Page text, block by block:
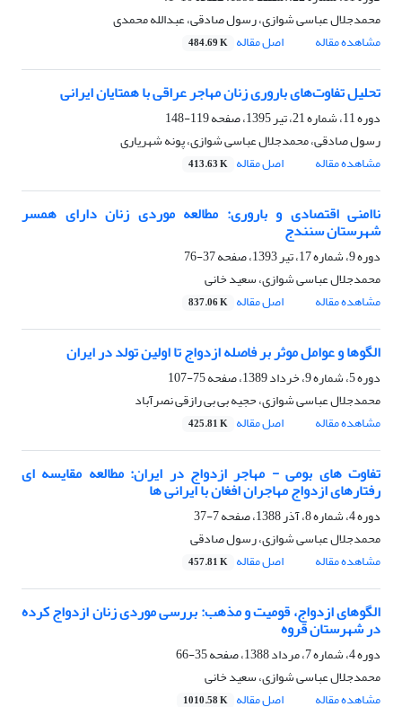
محمدجلال عباسی شوازی، رسول صادقی، عبدالله محمدی
مشاهده مقاله
اصل مقاله 484.69 K
تحلیل تفاوت‌های باروری زنان مهاجر عراقی با همتایان ایرانی
دوره 11، شماره 21، تیر 1395، صفحه
119-148
رسول صادقی، محمدجلال عباسی شوازی، پونه شهریاری
مشاهده مقاله
اصل مقاله 413.63 K
ناامنی اقتصادی و باروری: مطالعه موردی زنان دارای همسر
شهرستان سنندج
دوره 9، شماره 17، تیر 1393، صفحه
37-76
محمدجلال عباسی شوازی، سعید خانی
مشاهده مقاله
اصل مقاله 837.06 K
الگوها و عوامل موثر بر فاصله ازدواج تا اولین تولد در ایران
دوره 5، شماره 9، خرداد 1389، صفحه
75-107
محمدجلال عباسی شوازی، حجیه بی بی رازقی نصرآباد
مشاهده مقاله
اصل مقاله 425.81 K
تفاوت های بومی - مهاجر ازدواج در ایران: مطالعه مقایسه ای
رفتارهای ازدواج مهاجران افغان با ایرانی ها
دوره 4، شماره 8، آذر 1388، صفحه
7-37
محمدجلال عباسی شوازی، رسول صادقی
مشاهده مقاله
اصل مقاله 457.81 K
الگوهای ازدواج، قومیت و مذهب: بررسی موردی زنان ازدواج کرده
در شهرستان قروه
دوره 4، شماره 7، مرداد 1388، صفحه
35-66
محمدجلال عباسی شوازی، سعید خانی
مشاهده مقاله
اصل مقاله 1010.58 K